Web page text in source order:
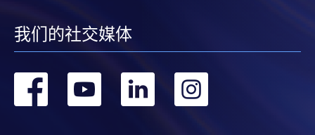
我们的社交媒体
转 转 转 转